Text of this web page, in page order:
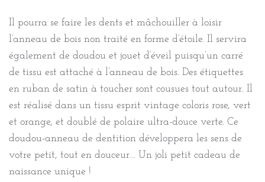
Il pourra se faire les dents et mâchouiller à loisir
l’anneau de bois non traité en forme d’étoile. Il servira
également de doudou et jouet d’éveil puisqu’un carré
de tissu est attaché à l’anneau de bois. Des étiquettes
en ruban de satin à toucher sont cousues tout autour. Il
est réalisé dans un tissu esprit vintage coloris rose, vert
et orange, et doublé de polaire ultra-douce verte. Ce
doudou-anneau de dentition développera les sens de
votre petit, tout en douceur… Un joli petit cadeau de
naissance unique !